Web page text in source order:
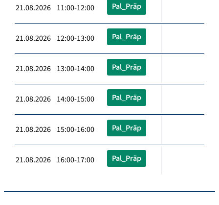
21.08.2026 11:00-12:00 Pal_Präp
21.08.2026 12:00-13:00 Pal_Präp
21.08.2026 13:00-14:00 Pal_Präp
21.08.2026 14:00-15:00 Pal_Präp
21.08.2026 15:00-16:00 Pal_Präp
21.08.2026 16:00-17:00 Pal_Präp